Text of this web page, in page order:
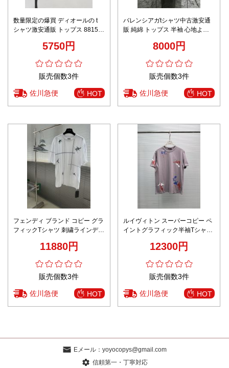
数量限定の爆買 ディオールの t
シャツ激安通販 トップス 8815#
5750円
販売個数3件
佐川急便 HOT
バレンシアガtシャツ中古激安通
販 純綿 トップス 半袖 心地よい
8000円
販売個数3件
佐川急便 HOT
フェンディ ブランド コピー グラ
フィックTシャツ 刺繍ラインデザ
11880円
販売個数3件
佐川急便 HOT
ルイヴィトン スーパーコピー ペ
イントグラフィック半袖Tシャツ
12300円
販売個数3件
佐川急便 HOT
Eメール： yoyocopys@gmail.com
信頼第一・丁寧対応